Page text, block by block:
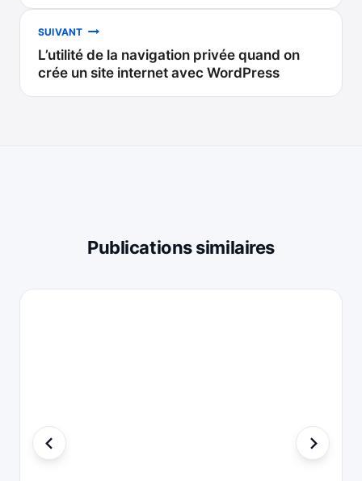
l’article
SUIVANT
L’utilité de la navigation privée quand on
crée un site internet avec WordPress
Publications similaires